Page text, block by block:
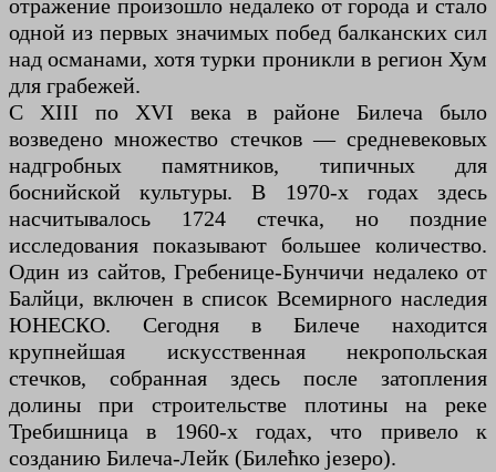
отражение произошло недалеко от города и стало
одной из первых значимых побед балканских сил
над османами, хотя турки проникли в регион Хум
для грабежей.
С XIII по XVI века в районе Билеча было
возведено множество стечков — средневековых
надгробных памятников, типичных для
боснийской культуры. В 1970-х годах здесь
насчитывалось 1724 стечка, но поздние
исследования показывают большее количество.
Один из сайтов, Гребенице-Бунчичи недалеко от
Балйци, включен в список Всемирного наследия
ЮНЕСКО. Сегодня в Билече находится
крупнейшая искусственная некропольская
стечков, собранная здесь после затопления
долины при строительстве плотины на реке
Требишница в 1960-х годах, что привело к
созданию Билеча-Лейк (Билећко језеро).